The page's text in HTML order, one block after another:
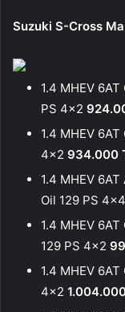
Suzuki S-Cross
1.4 MHEV
PS 4×2
1.4 MHEV
4×2 934.000
1.4 MHEV
Oil 129 PS 4×4
1.4 MHEV
129 PS 4×2
1.4 MHEV
4×2